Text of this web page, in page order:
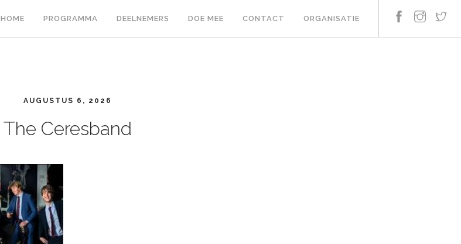
HOME PROGRAMMA DEELNEMERS DOE MEE CONTACT ORGANISATIE
AUGUSTUS 6, 2026
The Ceresband